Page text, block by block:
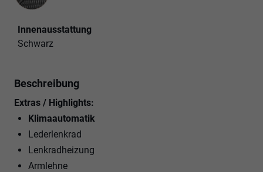
Innenausstattung
Schwarz
Beschreibung
Extras / Highlights:
Klimaautomatik
Lederlenkrad
Lenkradheizung
Armlehne